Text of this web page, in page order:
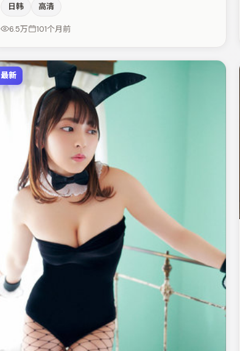
乱。主演阵容包括宋佳、黄渤、王千源等，角色动机前后
呼应，适合喜欢抠台词与伏笔的观众。节奏紧凑、反转有
日韩 高清
6.5万 101个月前
最新